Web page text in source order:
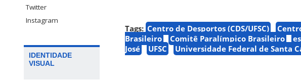
Twitter
Instagram
IDENTIDADE
VISUAL
Tags: Centro de Desportos (CDS/UFSC)
Brasileiro
Comitê Paralímpico Brasileiro
José
UFSC Universidade Federal de Santa